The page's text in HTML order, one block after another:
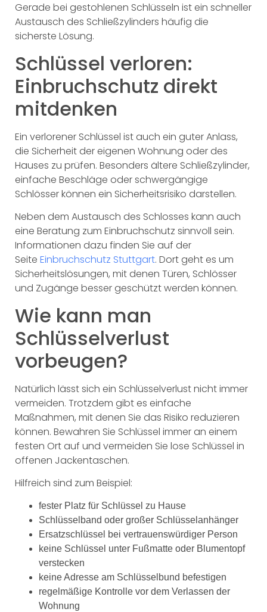
Gerade bei gestohlenen Schlüsseln ist ein schneller
Austausch des Schließzylinders häufig die
sicherste Lösung.
Schlüssel verloren:
Einbruchschutz direkt
mitdenken
Ein verlorener Schlüssel ist auch ein guter Anlass,
die Sicherheit der eigenen Wohnung oder des
Hauses zu prüfen. Besonders ältere Schließzylinder,
einfache Beschläge oder schwergängige
Schlösser können ein Sicherheitsrisiko darstellen.
Neben dem Austausch des Schlosses kann auch
eine Beratung zum Einbruchschutz sinnvoll sein.
Informationen dazu finden Sie auf der
Seite Einbruchschutz Stuttgart. Dort geht es um
Sicherheitslösungen, mit denen Türen, Schlösser
und Zugänge besser geschützt werden können.
Wie kann man
Schlüsselverlust
vorbeugen?
Natürlich lässt sich ein Schlüsselverlust nicht immer
vermeiden. Trotzdem gibt es einfache
Maßnahmen, mit denen Sie das Risiko reduzieren
können. Bewahren Sie Schlüssel immer an einem
festen Ort auf und vermeiden Sie lose Schlüssel in
offenen Jackentaschen.
Hilfreich sind zum Beispiel:
fester Platz für Schlüssel zu Hause
Schlüsselband oder großer Schlüsselanhänger
Ersatzschlüssel bei vertrauenswürdiger Person
keine Schlüssel unter Fußmatte oder Blumentopf
verstecken
keine Adresse am Schlüsselbund befestigen
regelmäßige Kontrolle vor dem Verlassen der
Wohnung